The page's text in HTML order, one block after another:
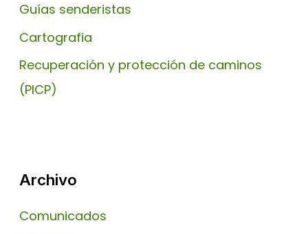
Guías senderistas
Cartografia
Recuperación y protección de caminos
(PICP)
Archivo
Comunicados